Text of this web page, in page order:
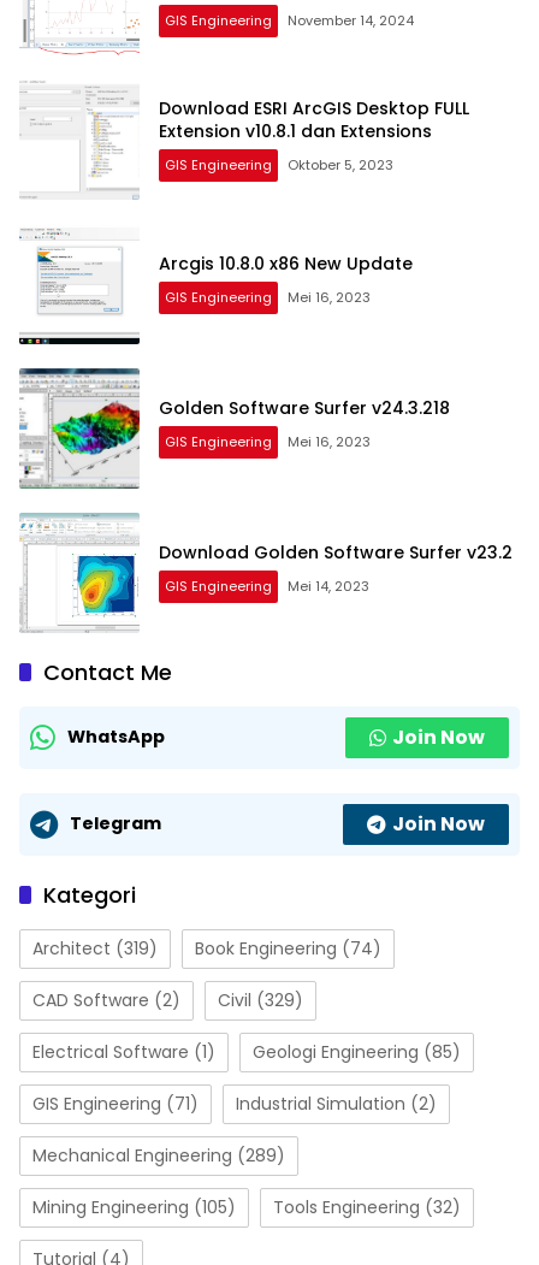
GIS Engineering November 14, 2024
Download ESRI ArcGIS Desktop FULL
Extension v10.8.1 dan Extensions
GIS Engineering Oktober 5, 2023
Arcgis 10.8.0 x86 New Update
GIS Engineering Mei 16, 2023
Golden Software Surfer v24.3.218
GIS Engineering Mei 16, 2023
Download Golden Software Surfer v23.2
GIS Engineering Mei 14, 2023
Contact Me
WhatsApp Join Now
Telegram Join Now
Kategori
Architect (319) Book Engineering (74)
CAD Software (2) Civil (329)
Electrical Software (1) Geologi Engineering (85)
GIS Engineering (71) Industrial Simulation (2)
Mechanical Engineering (289)
Mining Engineering (105) Tools Engineering (32)
Tutorial (4)